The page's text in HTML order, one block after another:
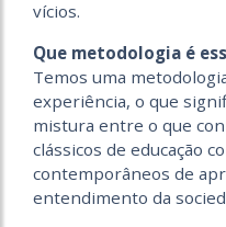
vícios.
Que metodologia é
Temos uma
experiência, o que
mistura entre o que
clássicos de educação
contemporâneos de
entendimento da